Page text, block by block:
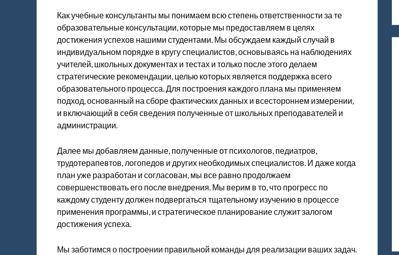
Как учебные консультанты мы понимаем всю степень ответственности за те
образовательные консультации, которые мы предоставляем в целях
достижения успехов нашими студентами. Мы обсуждаем каждый случай в
индивидуальном порядке в кругу специалистов, основываясь на наблюдениях
учителей, школьных документах и тестах и только после этого делаем
стратегические рекомендации, целью которых является поддержка всего
образовательного процесса. Для построения каждого плана мы применяем
подход, основанный на сборе фактических данных и всестороннем измерении,
и включающий в себя сведения полученные от школьных преподавателей и
администрации.
Далее мы добавляем данные, полученные от психологов, педиатров,
трудотерапевтов, логопедов и других необходимых специалистов. И даже когда
план уже разработан и согласован, мы все равно продолжаем
совершенствовать его после внедрения. Мы верим в то, что прогресс по
каждому студенту должен подвергаться тщательному изучению в процессе
применения программы, и стратегическое планирование служит залогом
достижения успеха.
Мы заботимся о построении правильной команды для реализации ваших задач.